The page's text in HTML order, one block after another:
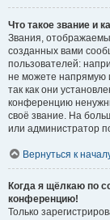
Что такое звание и
Звания,
созданных вами
пользователей:
не можете напрямую
так как они
конференцию
своё звание. На
или администратор
Вернуться к
Когда я щёлкаю по
конференцию!
Только